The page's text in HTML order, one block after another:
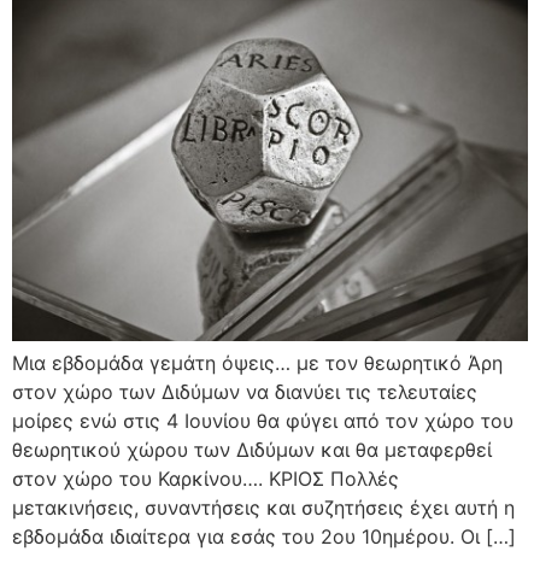
Μια εβδομάδα γεμάτη όψεις… με τον θεωρητικό Άρη
στον χώρο των Διδύμων να διανύει τις τελευταίες
μοίρες ενώ στις 4 Ιουνίου θα φύγει από τον χώρο του
θεωρητικού χώρου των Διδύμων και θα μεταφερθεί
στον χώρο του Καρκίνου…. ΚΡΙΟΣ Πολλές
μετακινήσεις, συναντήσεις και συζητήσεις έχει αυτή η
εβδομάδα ιδιαίτερα για εσάς του 2ου 10ημέρου. Οι […]